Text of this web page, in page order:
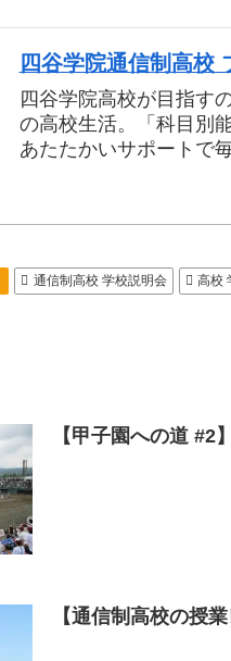
四谷学院通信制高校
四谷学院高校が目指す
の高校生活。「科目別
あたたかいサポートで
通信制高校 学校説明会 高校
【甲子園への道
【通信制高校の授